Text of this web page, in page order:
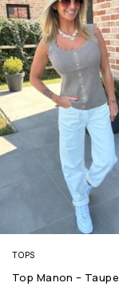
TOPS
Top Manon – Taupe